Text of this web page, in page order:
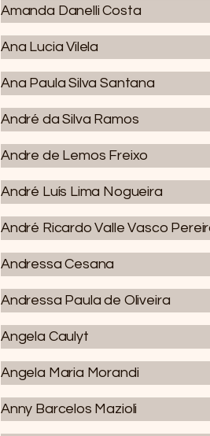
Amanda Danelli Costa
Ana Lucia Vilela
Ana Paula Silva Santana
André da Silva Ramos
Andre de Lemos Freixo
André Luís Lima Nogueira
André Ricardo Valle Vasco
Andressa Cesana
Andressa Paula de Oliveira
Angela Caulyt
Angela Maria Morandi
Anny Barcelos Mazioli